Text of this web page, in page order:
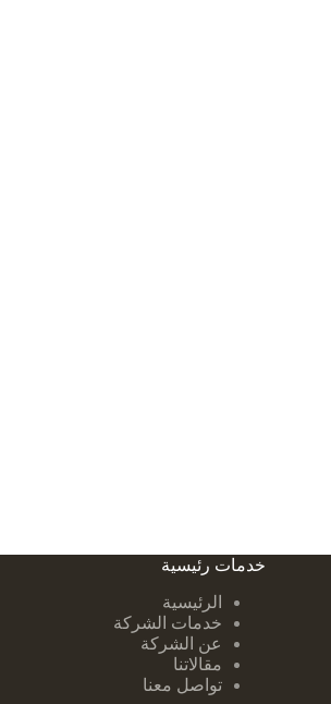
خدمات رئيسية
الرئيسية
خدمات الشركة
عن الشركة
مقالاتنا
تواصل معنا